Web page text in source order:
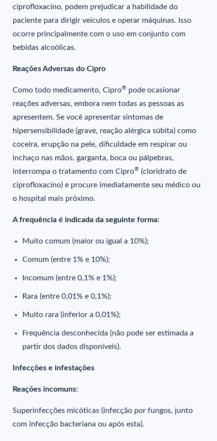
ciprofloxacino, podem prejudicar a habilidade do
paciente para dirigir veículos e operar máquinas. Isso
ocorre principalmente com o uso em conjunto com
bebidas alcoólicas.
Reações Adversas do Cipro
Como todo medicamento, Cipro® pode ocasionar
reações adversas, embora nem todas as pessoas as
apresentem. Se você apresentar sintomas de
hipersensibilidade (grave, reação alérgica súbita) como
coceira, erupção na pele, dificuldade em respirar ou
inchaço nas mãos, garganta, boca ou pálpebras,
interrompa o tratamento com Cipro® (cloridrato de
ciprofloxacino) e procure imediatamente seu médico ou
o hospital mais próximo.
A frequência é indicada da seguinte forma:
Muito comum (maior ou igual a 10%);
Comum (entre 1% e 10%);
Incomum (entre 0,1% e 1%);
Rara (entre 0,01% e 0,1%);
Muito rara (inferior a 0,01%);
Frequência desconhecida (não pode ser estimada a
partir dos dados disponíveis).
Infecções e infestações
Reações incomuns:
Superinfecções micóticas (infecção por fungos, junto
com infecção bacteriana ou após esta).